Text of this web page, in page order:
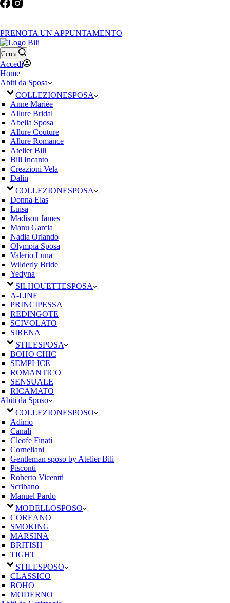
PRENOTA UN APPUNTAMENTO
Cerca
Accedi
Home
Abiti da Sposa
COLLEZIONESPOSA
Anne Mariée
Allure Bridal
Abella Sposa
Allure Couture
Allure Romance
Atelier Bili
Bili Incanto
Creazioni Vela
Dalin
COLLEZIONESPOSA
Donna Elas
Luisa
Madison James
Manu Garcia
Nadia Orlando
Olympia Sposa
Valerio Luna
Wilderly Bride
Yedyna
SILHOUETTESPOSA
A-LINE
PRINCIPESSA
REDINGOTE
SCIVOLATO
SIRENA
STILESPOSA
BOHO CHIC
SEMPLICE
ROMANTICO
SENSUALE
RICAMATO
Abiti da Sposo
COLLEZIONESPOSO
Adimo
Canali
Cleofe Finati
Corneliani
Gentleman sposo by Atelier Bili
Pisconti
Roberto Vicentti
Scribano
Manuel Pardo
MODELLOSPOSO
COREANO
SMOKING
MARSINA
BRITISH
TIGHT
STILESPOSO
CLASSICO
BOHO
MODERNO